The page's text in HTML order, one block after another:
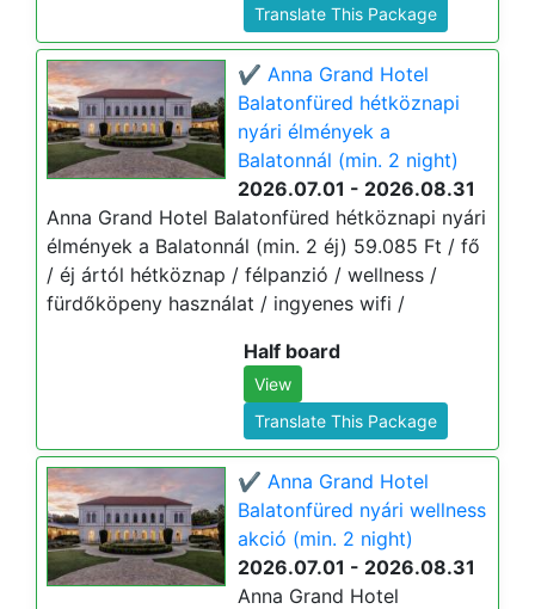
Translate This Package
✔️ Anna Grand Hotel
Balatonfüred hétköznapi
nyári élmények a
Balatonnál (min. 2 night)
2026.07.01 - 2026.08.31
Anna Grand Hotel Balatonfüred hétköznapi nyári
élmények a Balatonnál (min. 2 éj) 59.085 Ft / fő
/ éj ártól hétköznap / félpanzió / wellness /
fürdőköpeny használat / ingyenes wifi /
Half board
View
Translate This Package
✔️ Anna Grand Hotel
Balatonfüred nyári wellness
akció (min. 2 night)
2026.07.01 - 2026.08.31
Anna Grand Hotel